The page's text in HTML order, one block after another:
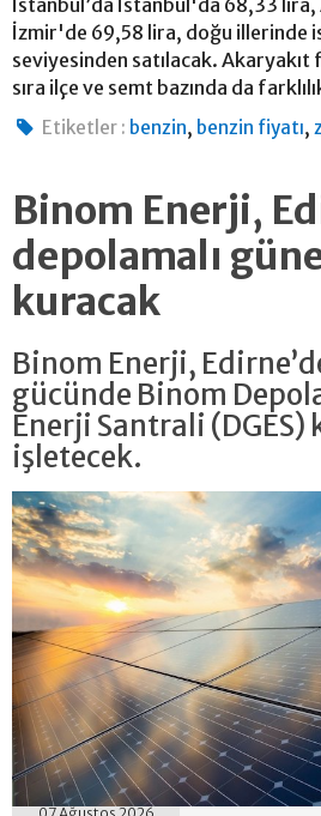
İzmir'de 69,58 lira, doğu illerinde
seviyesinden satılacak. Akaryakıt
sıra ilçe ve semt bazında da
Etiketler : benzin, benzin fiyatı,
Binom Enerji,
depolamalı
kuracak
Binom Enerji,
gücünde Binom
Enerji Santrali (DGES)
işletecek.